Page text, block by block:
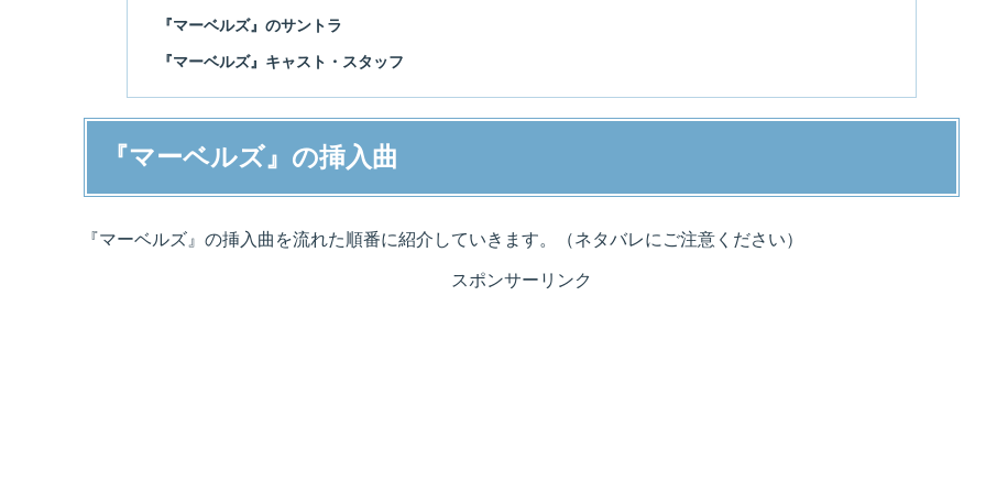
『マーベルズ』のサントラ
『マーベルズ』キャスト・スタッフ
『マーベルズ』の挿入曲
『マーベルズ』の挿入曲を流れた順番に紹介していきます。（ネタバレにご注意ください）
スポンサーリンク